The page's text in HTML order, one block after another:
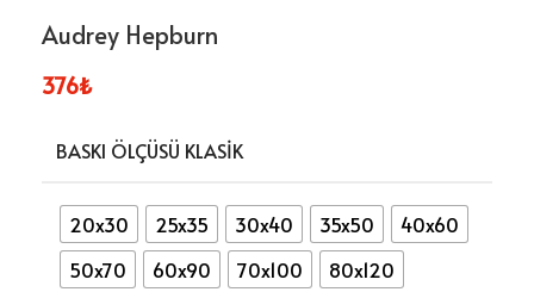
Audrey Hepburn
376₺
BASKI ÖLÇÜSÜ KLASIK
20x30 25x35 30x40 35x50
40x60
50x70
60x90 70x100
80x120